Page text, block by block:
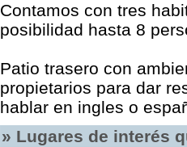
Contamos con tres
posibilidad hasta 8
Patio trasero con
propietarios para dar
hablar en ingles o
» Lugares de interés